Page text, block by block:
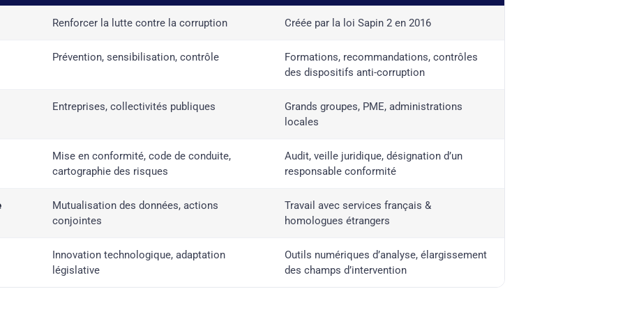
Renforcer la lutte contre la corruption Créée par la loi Sapin 2 en 2016
Prévention, sensibilisation, contrôle
Formations, recommandations, contrôles
des dispositifs anti-corruption
Entreprises, collectivités publiques
Grands groupes, PME, administrations
locales
Mise en conformité, code de conduite,
cartographie des risques
Audit, veille juridique, désignation d’un
responsable conformité
Mutualisation des données, actions
conjointes
Travail avec services français &
homologues étrangers
Innovation technologique, adaptation
législative
Outils numériques d’analyse, élargissement
des champs d’intervention